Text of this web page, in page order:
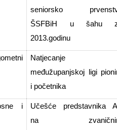
seniorsko
ŠSFBiH u šahu
2013.godinu
Natjecanje
međužupanjskoj ligi
i početnika
i
Učešće predstavnika
na